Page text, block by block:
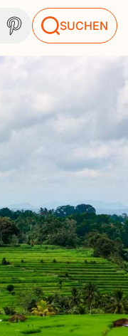
SUCHEN